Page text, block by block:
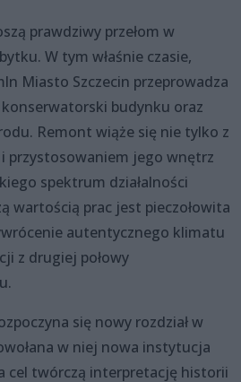
prawdziwy przełom w
W tym właśnie czasie,
Miasto Szczecin przeprowadza
budynku oraz
Remont wiąże się nie tylko z
przystosowaniem jego wnętrz
spektrum działalności
wartością prac jest pieczołowita
autentycznego klimatu
z drugiej połowy
się nowy rozdział w
w niej nowa instytucja
cel twórczą interpretację historii